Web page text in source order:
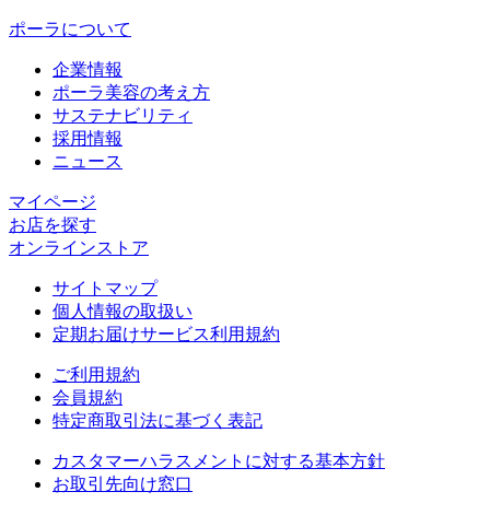
ポーラについて
企業情報
ポーラ美容の考え方
サステナビリティ
採用情報
ニュース
マイページ​
お店を探す​
オンラインストア​
サイトマップ
個人情報の取扱い
定期お届けサービス利用規約
ご利用規約
会員規約
特定商取引法に基づく表記
カスタマーハラスメントに対する基本方針
お取引先向け窓口